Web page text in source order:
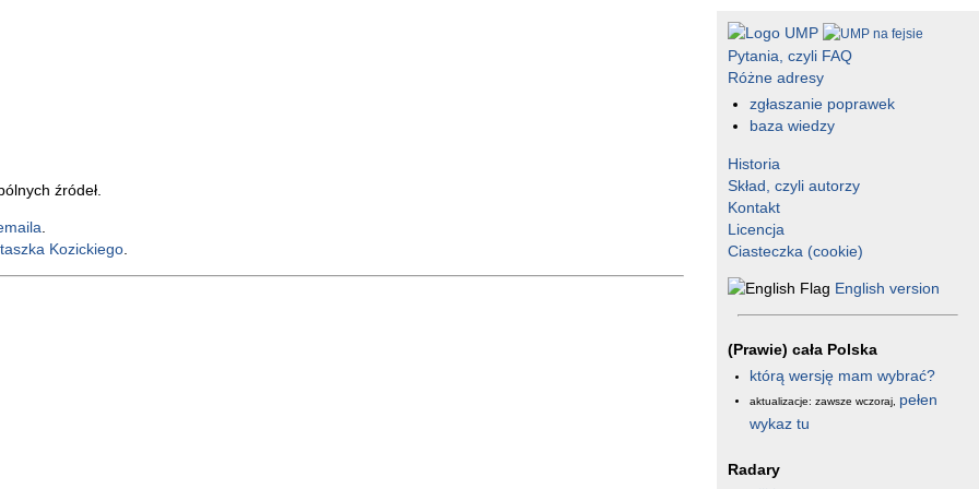
Pytania, czyli FAQ
Różne adresy
zgłaszanie poprawek
baza wiedzy
Historia
Skład, czyli autorzy
Kontakt
Licencja
Ciasteczka (cookie)
English version
(Prawie) cała Polska
którą wersję mam wybrać?
aktualizacje: zawsze wczoraj, pełen
wykaz tu
Radary
źródeł.
Kozickiego